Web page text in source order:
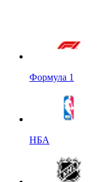
Формула 1
НБА